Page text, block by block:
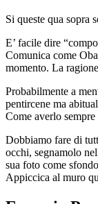
Si queste qua sopra
E’ facile dire
Comunica come
momento. La
Probabilmente a
pentircene ma
Come averlo sempre
Dobbiamo fare di
occhi, segnamolo
sua foto come
Appiccica al muro